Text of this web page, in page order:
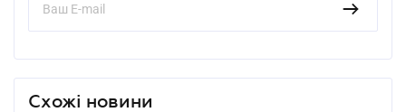
Схожі новини